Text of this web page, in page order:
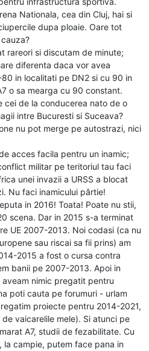
Nationala, cea din Cluj, hai si
dupa ploaie. Oare tot
rareori si discutam de minute;
diferenta daca vor avea
in localitati pe DN2 si cu 90 in
o sa mearga cu 90 constant.
cei de la conducerea nato de o
intre Bucuresti si Suceava?
nu pot merge pe autostrazi, nici
acces facila pentru un inamic;
militar pe teritoriul tau faci
unei invazii a URSS a blocat
Nu faci inamicului pârtie!
in 2016! Toata! Poate nu stii,
scena. Dar in 2015 s-a terminat
UE 2007-2013. Noi codasi (ca nu
sau riscai sa fii prins) am
2015 a fost o cursa contra
banii pe 2007-2013. Apoi in
nimic pregatit pentru
poti cauta pe forumuri - urlam
proiecte pentru 2014-2021,
vaicarelile mele). Si atunci pe
A7, studii de fezabilitate. Cu
la campie, putem face pana in